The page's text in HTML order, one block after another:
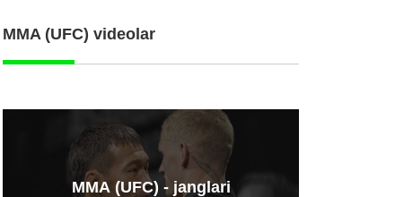
MMA (UFC) videolar
ММА (UFC) - janglari